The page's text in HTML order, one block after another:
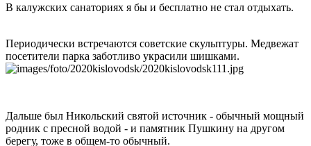
В калужских санаториях я бы и бесплатно не стал отдыхать.
Периодически встречаются советские скульптуры. Медвежат
посетители парка заботливо украсили шишками.
Дальше был Никольский святой источник - обычный мощный
родник с пресной водой - и памятник Пушкину на другом
берегу, тоже в общем-то обычный.